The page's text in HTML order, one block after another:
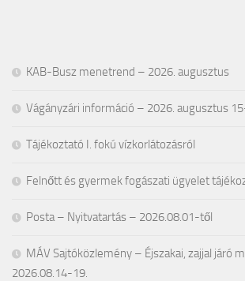
KAB-Busz menetrend – 2026. augusztus
Vágányzári információ – 2026. augusztus
Tájékoztató I. fokú vízkorlátozásról
Felnőtt és gyermek fogászati ügyelet
Posta – Nyitvatartás – 2026.08.01-től
MÁV Sajtóközlemény – Éjszakai, zajjal járó
2026.08.14-19.